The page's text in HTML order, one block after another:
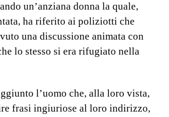
un’anziana donna la quale,
ha riferito ai poliziotti che
una discussione animata con
lo stesso si era rifugiato nella
l’uomo che, alla loro vista,
frasi ingiuriose al loro indirizzo,